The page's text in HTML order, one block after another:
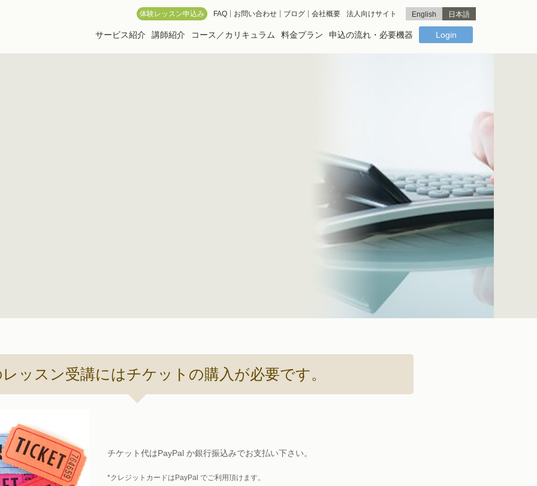
サービス紹介 講師紹介 コース／カリキュラム 料金プラン 申込の流れ・必要機器 Login
体験レッスン申込み FAQ お問い合わせ ブログ 会社概要 法人向けサイト English 日本語
ッスン受講にはチケットの購入が必要です。
チケット代はPayPal か銀行振込みでお支払い下さい。
クレジットカードはPayPal でご利用頂けます。